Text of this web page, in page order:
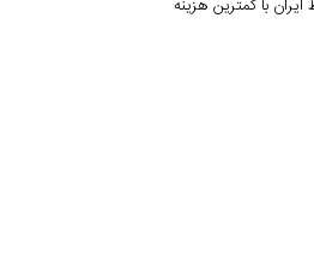
با کمترین هزینه